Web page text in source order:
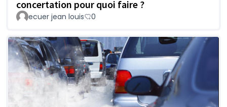
concertation pour quoi faire ?
ecuer jean louis 0